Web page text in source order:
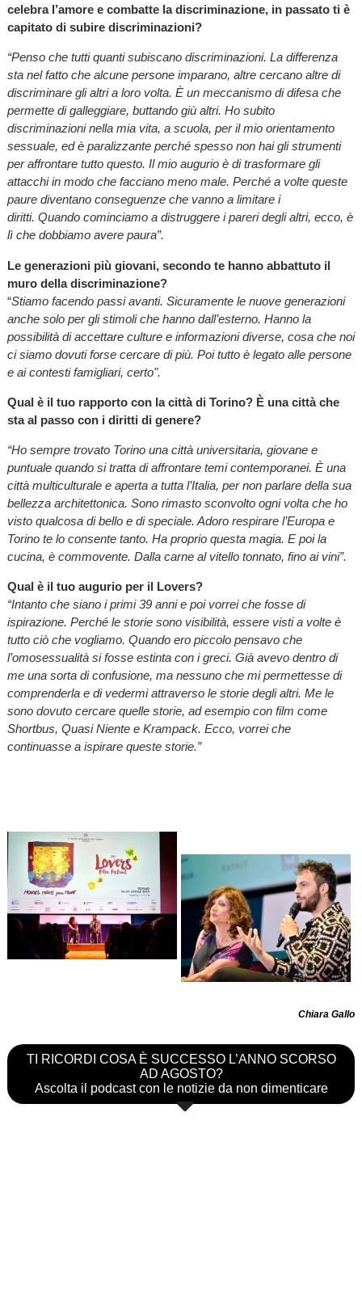
celebra l’amore e combatte la discriminazione, in passato ti è
capitato di subire discriminazioni?
“Penso che tutti quanti subiscano discriminazioni. La differenza
sta nel fatto che alcune persone imparano, altre cercano altre di
discriminare gli altri a loro volta. È un meccanismo di difesa che
permette di galleggiare, buttando giù altri. Ho subito
discriminazioni nella mia vita, a scuola, per il mio orientamento
sessuale, ed è paralizzante perché spesso non hai gli strumenti
per affrontare tutto questo. Il mio augurio è di trasformare gli
attacchi in modo che facciano meno male. Perché a volte queste
paure diventano conseguenze che vanno a limitare i
diritti. Quando cominciamo a distruggere i pareri degli altri, ecco, è
lì che dobbiamo avere paura”.
Le generazioni più giovani, secondo te hanno abbattuto il
muro della discriminazione?
“Stiamo facendo passi avanti. Sicuramente le nuove generazioni
anche solo per gli stimoli che hanno dall’esterno. Hanno la
possibilità di accettare culture e informazioni diverse, cosa che noi
ci siamo dovuti forse cercare di più. Poi tutto è legato alle persone
e ai contesti famigliari, certo".
Qual è il tuo rapporto con la città di Torino? È una città che
sta al passo con i diritti di genere?
“Ho sempre trovato Torino una città universitaria, giovane e
puntuale quando si tratta di affrontare temi contemporanei. È una
città multiculturale e aperta a tutta l’Italia, per non parlare della sua
bellezza architettonica. Sono rimasto sconvolto ogni volta che ho
visto qualcosa di bello e di speciale. Adoro respirare l’Europa e
Torino te lo consente tanto. Ha proprio questa magia. E poi la
cucina, è commovente. Dalla carne al vitello tonnato, fino ai vini”.
Qual è il tuo augurio per il Lovers?
“Intanto che siano i primi 39 anni e poi vorrei che fosse di
ispirazione. Perché le storie sono visibilità, essere visti a volte è
tutto ciò che vogliamo. Quando ero piccolo pensavo che
l’omosessualità si fosse estinta con i greci. Già avevo dentro di
me una sorta di confusione, ma nessuno che mi permettesse di
comprenderla e di vedermi attraverso le storie degli altri. Me le
sono dovuto cercare quelle storie, ad esempio con film come
Shortbus, Quasi Niente e Krampack. Ecco, vorrei che
continuasse a ispirare queste storie.”
Chiara Gallo
TI RICORDI COSA È SUCCESSO L’ANNO SCORSO
AD AGOSTO?
Ascolta il podcast con le notizie da non dimenticare